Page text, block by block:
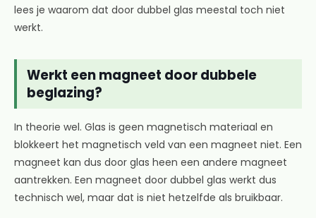
lees je waarom dat door dubbel glas meestal toch niet
werkt.
Werkt een magneet door dubbele
beglazing?
In theorie wel. Glas is geen magnetisch materiaal en
blokkeert het magnetisch veld van een magneet niet. Een
magneet kan dus door glas heen een andere magneet
aantrekken. Een magneet door dubbel glas werkt dus
technisch wel, maar dat is niet hetzelfde als bruikbaar.